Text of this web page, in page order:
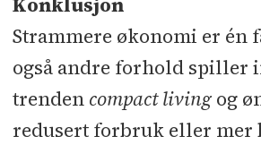
Strammere økonomi er én
også andre forhold spiller
trenden compact livingog
redusert forbruk eller